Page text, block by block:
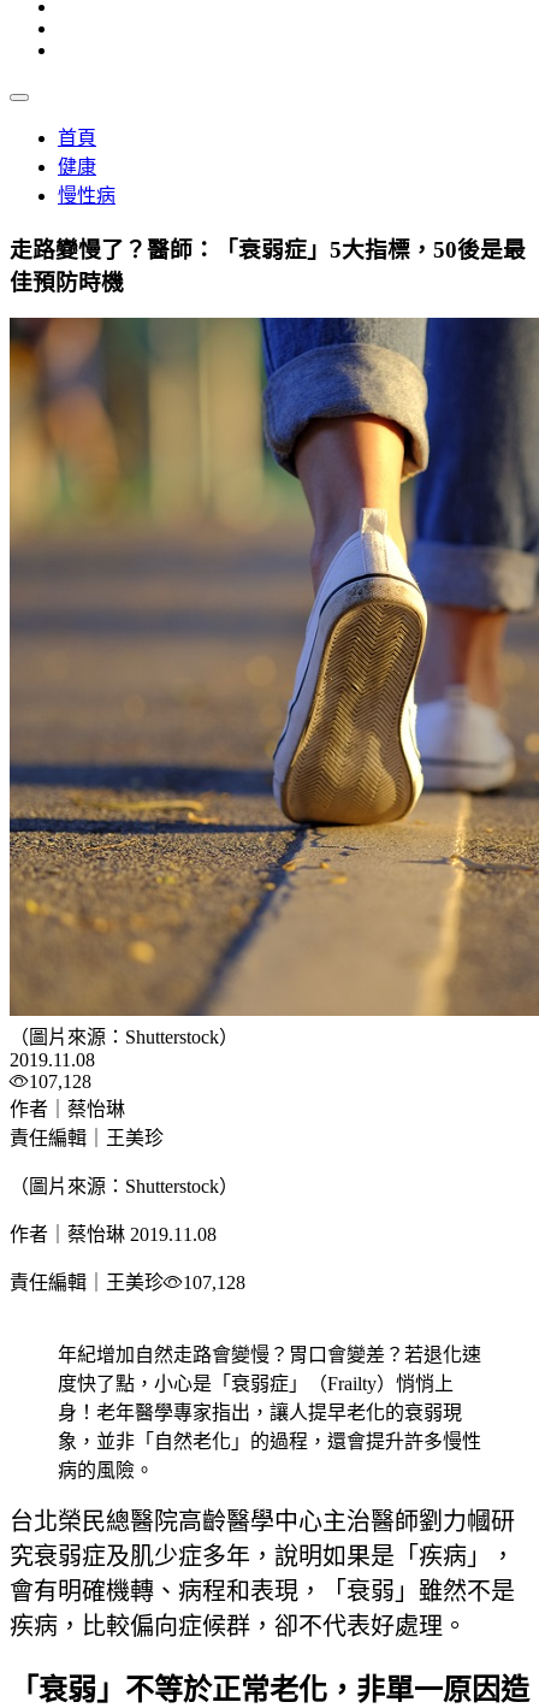
首頁
健康
慢性病
走路變慢了？醫師：「衰弱症」5大指標，50後是最
佳預防時機
（圖片來源：Shutterstock）
2019.11.08
107,128
作者｜蔡怡琳
責任編輯｜王美珍
（圖片來源：Shutterstock）
作者｜蔡怡琳 2019.11.08
責任編輯｜王美珍 107,128
年紀增加自然走路會變慢？胃口會變差？若退化速
度快了點，小心是「衰弱症」（Frailty）悄悄上
身！老年醫學專家指出，讓人提早老化的衰弱現
象，並非「自然老化」的過程，還會提升許多慢性
病的風險。
台北榮民總醫院高齡醫學中心主治醫師劉力幗研
究衰弱症及肌少症多年，說明如果是「疾病」，
會有明確機轉、病程和表現，「衰弱」雖然不是
疾病，比較偏向症候群，卻不代表好處理。
「衰弱」不等於正常老化，非單一原因造